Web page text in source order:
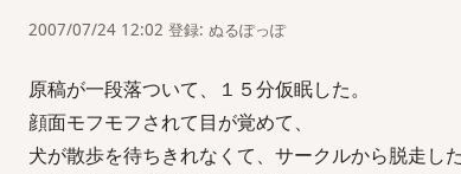
2007/07/24 12:02 登録: ぬるぽっぽ
原稿が一段落ついて、１５分仮眠した。
顔面モフモフされて目が覚めて、
犬が散歩を待ちきれなくて、サークルから脱走し